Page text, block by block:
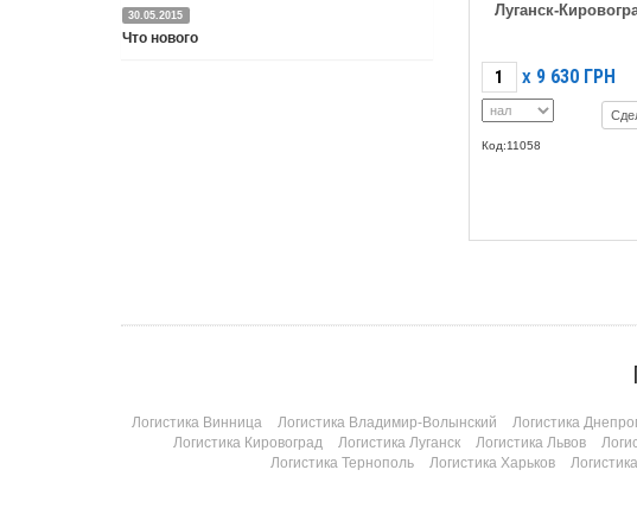
30.05.2015
Что нового
Луганск-
X 9 630 ГРН
Код:11058
Логистика Винница Логистика Владимир-Волынский Логистика
Логистика Кировоград
Логистика Луганск Логистика Львов
Логистика Тернополь
Логистика Харьков